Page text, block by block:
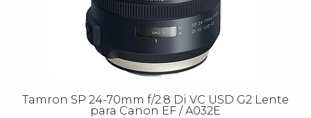
Tamron SP 24-70mm f/2.8 Di VC USD G2 Lente
para Canon EF / A032E